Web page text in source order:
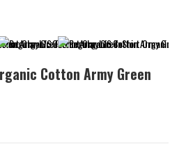
Cotton Army Green